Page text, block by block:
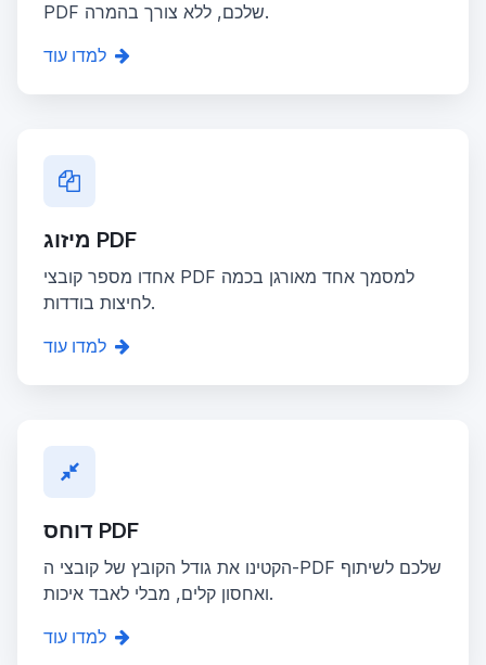
PDF שלכם, ללא צורך בהמרה.
למדו עוד
מיזוג PDF
אחדו מספר קובצי PDF למסמך אחד מאורגן בכמה
לחיצות בודדות.
למדו עוד
דוחס PDF
הקטינו את גודל הקובץ של קובצי ה-PDF שלכם לשיתוף
ואחסון קלים, מבלי לאבד איכות.
למדו עוד